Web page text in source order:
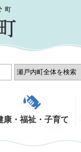
康・福祉・子育て